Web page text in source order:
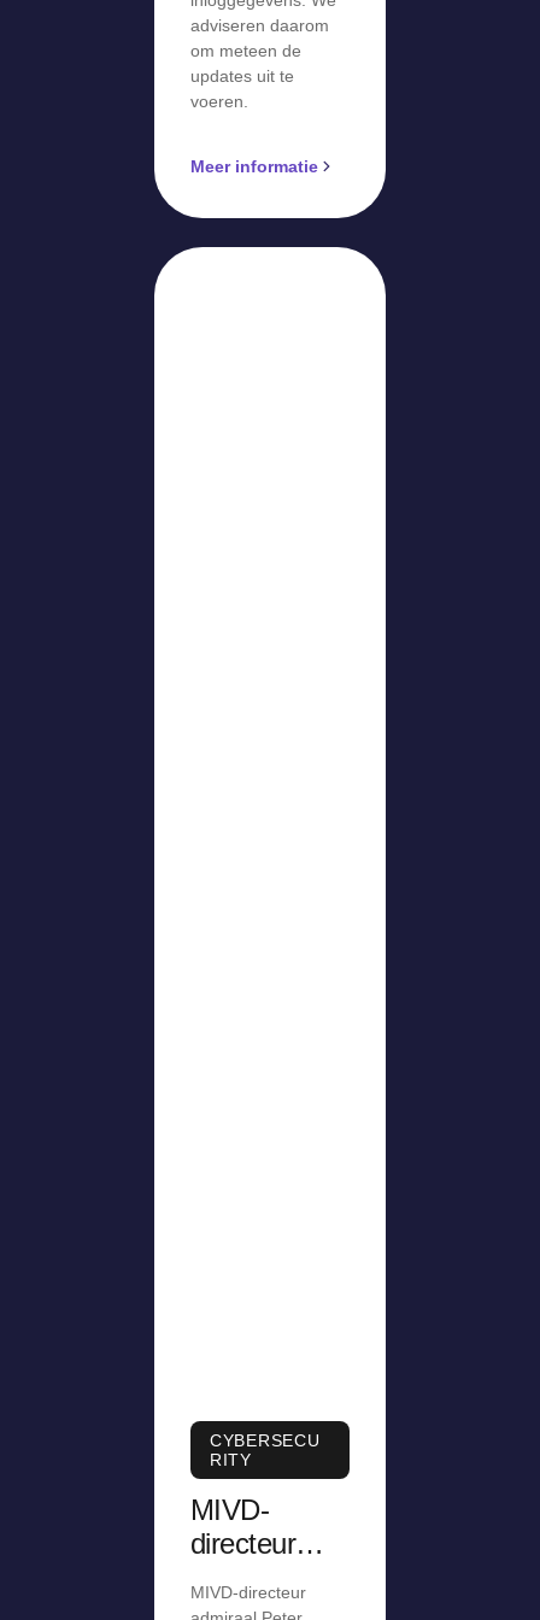
adviseren daarom
om meteen de
updates uit te
voeren.
Meer informatie
CYBERSECU
RITY
MIVD-
directeur
jarenlang te
MIVD-directeur